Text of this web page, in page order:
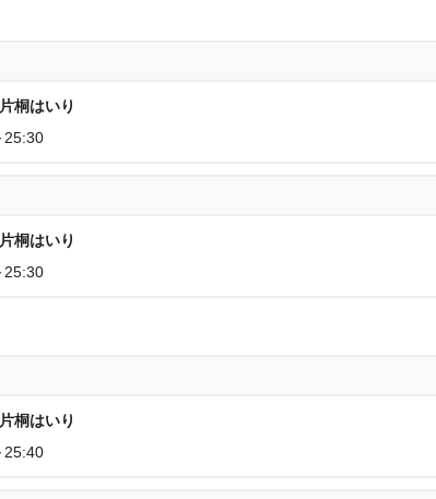
桐はいり
25:30
桐はいり
25:30
桐はいり
25:40